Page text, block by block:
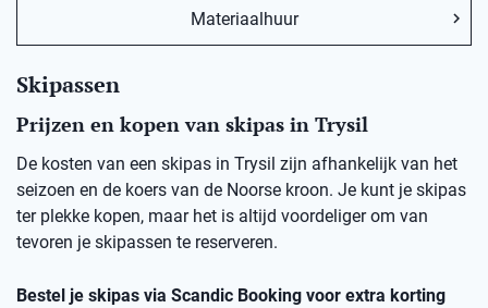
Materiaalhuur
Skipassen
Prijzen en kopen van skipas in Trysil
De kosten van een skipas in Trysil zijn afhankelijk van het
seizoen en de koers van de Noorse kroon. Je kunt je skipas
ter plekke kopen, maar het is altijd voordeliger om van
tevoren je skipassen te reserveren.
Bestel je skipas via Scandic Booking voor extra korting